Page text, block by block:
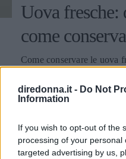
diredonna.it - Do Not
Information
If you wish to opt-out of the
processing of your
targeted advertising by us,
Uova fresche:
come
Come conservare le uova
mettendo in pericolo la
scoprirlo.